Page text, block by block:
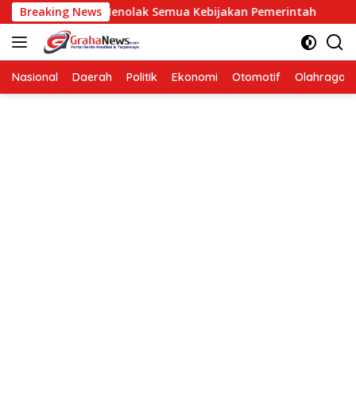
Langsung
ke
konten
Breaking News
Menolak Semua Kebijakan Pemerintah
Nasional Daerah Politik Ekonomi Otomotif Olahraga